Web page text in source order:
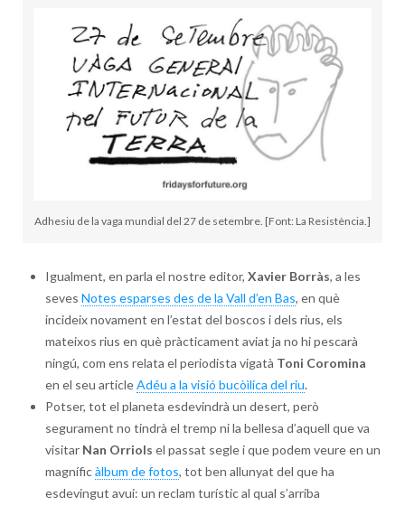
Adhesiu de la vaga mundial del 27 de setembre. [Font: La Resistència.]
Igualment, en parla el nostre editor, Xavier Borràs, a les
seves Notes esparses des de la Vall d’en Bas, en què
incideix novament en l’estat del boscos i dels rius, els
mateixos rius en què pràcticament aviat ja no hi pescarà
ningú, com ens relata el periodista vigatà Toni Coromina
en el seu articleAdéu a la visió bucòìlica del riu.
Potser, tot el planeta esdevindrà un desert, però
segurament no tindrà el tremp ni la bellesa d’aquell que va
visitar Nan Orriols el passat segle i que podem veure en un
magníficàlbum de fotos, tot ben allunyat del que ha
esdevingut avui: un reclam turístic al qual s’arriba